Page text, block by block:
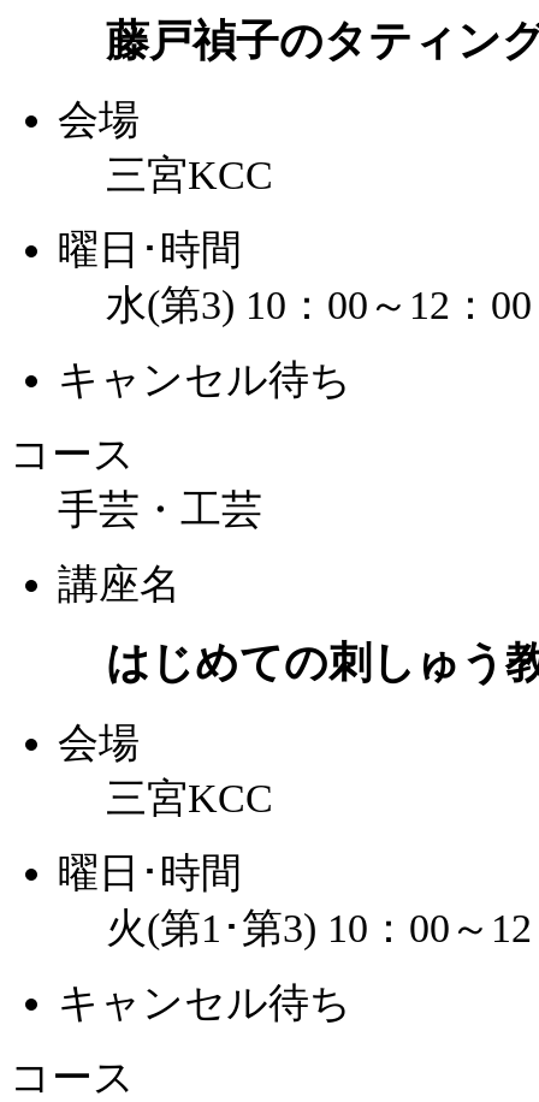
藤戸禎子のタティン
会場
三宮KCC
曜日･時間
水(第3) 10：00～12：00
キャンセル待ち
コース
手芸・工芸
講座名
はじめての刺しゅう
会場
三宮KCC
曜日･時間
火(第1･第3) 10：00～
キャンセル待ち
コース